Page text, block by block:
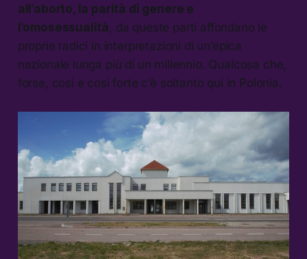
all’aborto, la parità di genere e
l’omosessualità , da queste parti affondano le
proprie radici in interpretazioni di un’epica
nazionale lunga più di un millennio. Qualcosa che,
forse, così e così forte c’è soltanto qui in Polonia.